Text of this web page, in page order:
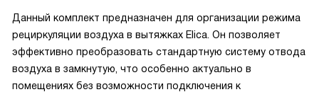
Данный комплект предназначен для организации режима
рециркуляции воздуха в вытяжках Elica. Он позволяет
эффективно преобразовать стандартную систему отвода
воздуха в замкнутую, что особенно актуально в
помещениях без возможности подключения к